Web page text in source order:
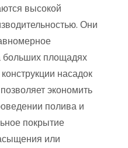
высокой
Они
больших площадях
насадок
экономить
полива и
покрытие
или